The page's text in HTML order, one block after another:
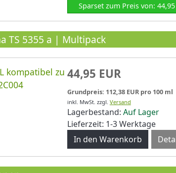
Sparset zum Preis von: 44,95
TS 5355 a | Multipack
kompatibel zu 44,95 EUR
Grundpreis: 112,38 EUR pro 100 ml
inkl. MwSt. zzgl. Versand
Lagerbestand: Auf Lager
Lieferzeit: 1-3 Werktage